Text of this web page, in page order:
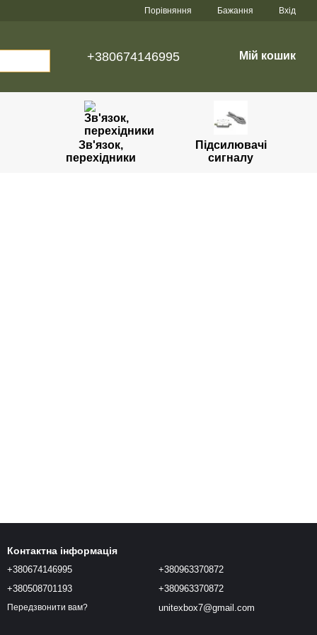
Порівняння Бажання Вхід
+380674146995 Мій кошик
Зв'язок,
перехідники
Підсилювачі
сигналу
Контактна інформація
+380674146995
+380508701193
Передзвонити вам?
+380963370872
+380963370872
unitexbox7@gmail.com